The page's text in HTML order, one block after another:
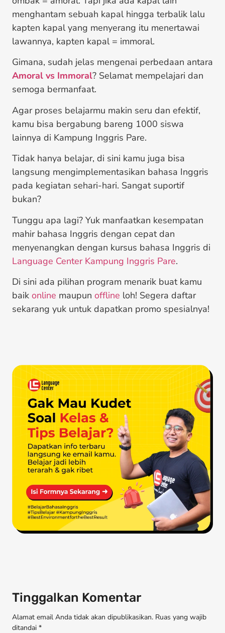
menghantam sebuah kapal hingga terbalik lalu
kapten kapal yang menyerang itu menertawai
lawannya, kapten kapal = immoral.
Gimana, sudah jelas mengenai perbedaan antara
Amoral vs Immoral? Selamat mempelajari dan
semoga bermanfaat.
Agar proses belajarmu makin seru dan efektif,
kamu bisa bergabung bareng 1000 siswa
lainnya di Kampung Inggris Pare.
Tidak hanya belajar, di sini kamu juga bisa
langsung mengimplementasikan bahasa Inggris
pada kegiatan sehari-hari. Sangat suportif
bukan?
Tunggu apa lagi? Yuk manfaatkan kesempatan
mahir bahasa Inggris dengan cepat dan
menyenangkan dengan kursus bahasa Inggris di
Language Center Kampung Inggris Pare.
Di sini ada pilihan program menarik buat kamu
baik online maupun offline loh! Segera daftar
sekarang yuk untuk dapatkan promo spesialnya!
Tinggalkan Komentar
Alamat email Anda tidak akan dipublikasikan. Ruas yang wajib
ditandai *